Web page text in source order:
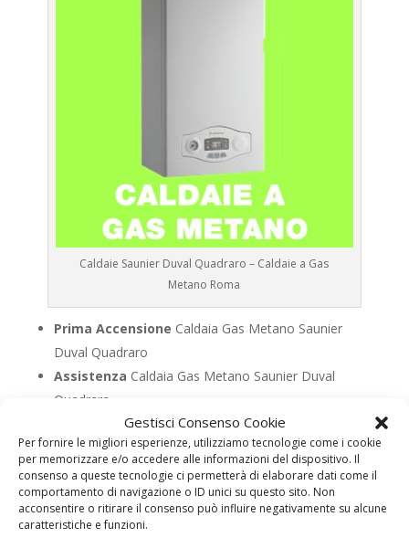
Gestisci Consenso Cookie
Per fornire le migliori esperienze, utilizziamo tecnologie come i cookie
per memorizzare e/o accedere alle informazioni del dispositivo. Il
consenso a queste tecnologie ci permetterà di elaborare dati come il
comportamento di navigazione o ID unici su questo sito. Non
acconsentire o ritirare il consenso può influire negativamente su alcune
caratteristiche e funzioni.
Caldaie Saunier Duval Quadraro – Caldaie a Gas
Metano Roma
Prima Accensione Caldaia Gas Metano Saunier
Duval Quadraro
Assistenza Caldaia Gas Metano Saunier Duval
Quadraro
ManutenzioneCaldaia Gas Metano Saunier Duval
Quadraro
RiparazioneCaldaia Gas Metano Saunier Duval
Quadraro
Pronto Intervento
Caldaia Gas Metano Saunier